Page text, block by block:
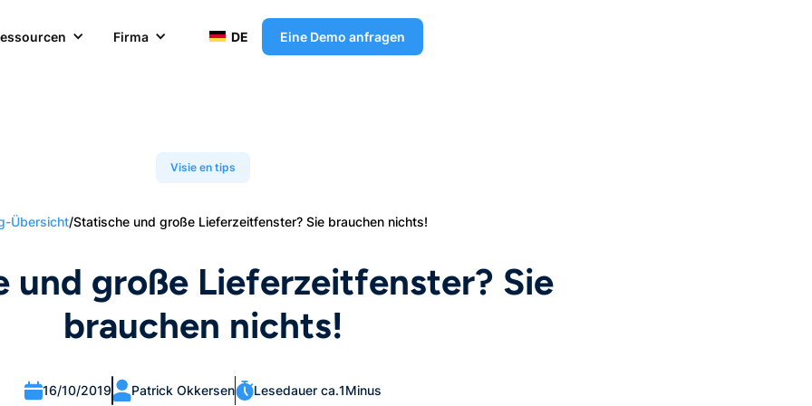
Firma DE Eine Demo anfragen
Visie en tips
Übersicht/Statische und große Lieferzeitfenster? Sie brauchen nichts!
und große Lieferzeitfenster? Sie
brauchen nichts!
16/10/2019 Patrick Okkersen Lesedauer ca.1Minus